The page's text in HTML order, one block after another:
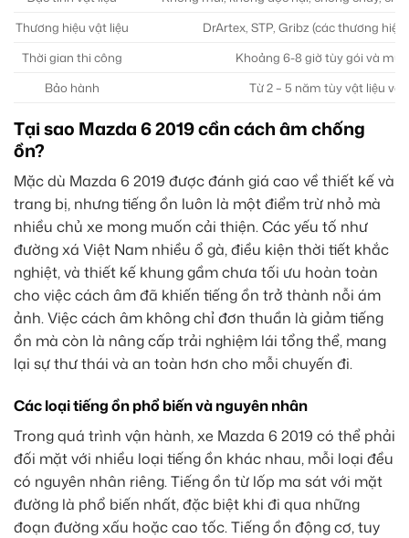
Thương hiệu vật liệu
DrArtex, STP, Gribz (các thương
Thời gian thi công
Khoảng 6-8 giờ tùy gói và
Bảo hành
Từ 2 – 5 năm tùy vật liệu và
Tại sao Mazda 6 2019 cần cách âm chống
ồn?
Mặc dù Mazda 6 2019 được đánh giá cao về thiết kế và
trang bị, nhưng tiếng ồn luôn là một điểm trừ nhỏ mà
nhiều chủ xe mong muốn cải thiện. Các yếu tố như
đường xá Việt Nam nhiều ổ gà, điều kiện thời tiết khắc
nghiệt, và thiết kế khung gầm chưa tối ưu hoàn toàn
cho việc cách âm đã khiến tiếng ồn trở thành nỗi ám
ảnh. Việc cách âm không chỉ đơn thuần là giảm tiếng
ồn mà còn là nâng cấp trải nghiệm lái tổng thể, mang
lại sự thư thái và an toàn hơn cho mỗi chuyến đi.
Các loại tiếng ồn phổ biến và nguyên nhân
Trong quá trình vận hành, xe Mazda 6 2019 có thể phải
đối mặt với nhiều loại tiếng ồn khác nhau, mỗi loại đều
có nguyên nhân riêng. Tiếng ồn từ lốp ma sát với mặt
đường là phổ biến nhất, đặc biệt khi đi qua những
đoạn đường xấu hoặc cao tốc. Tiếng ồn động cơ, tuy